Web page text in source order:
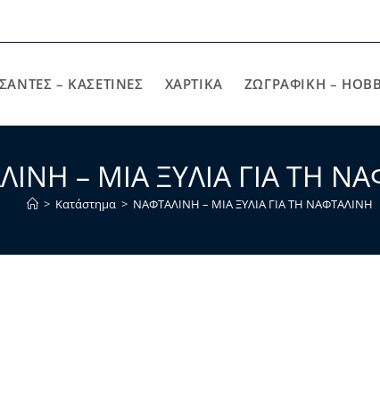
– ΚΑΣΕΤΙΝΕΣ ΧΑΡΤΙΚΆ ΖΩΓΡΑΦΙΚΉ –
– ΜΙΑ ΞΥΛΙΑ ΓΙΑ ΤΗ
> Κατάστημα > ΝΑΦΤΑΛΙΝΗ – ΜΙΑ ΞΥΛΙΑ ΓΙΑ ΤΗ ΝΑΦΤΑΛΙΝΗ